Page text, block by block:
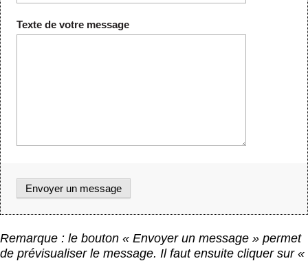
Texte de votre message
Remarque : le bouton « Envoyer un message » permet
de prévisualiser le message. Il faut ensuite cliquer sur «